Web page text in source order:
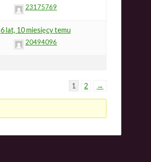
23175769
6 lat, 10 miesięcy temu
20494096
1 2 →